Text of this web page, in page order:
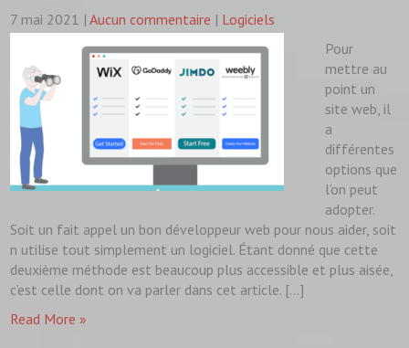
7 mai 2021 |Aucun commentaire | Logiciels
Pour
mettre au
point un
site web, il
a
différentes
options que
l’on peut
adopter.
Soit un fait appel un bon développeur web pour nous aider, soit
n utilise tout simplement un logiciel. Étant donné que cette
deuxième méthode est beaucoup plus accessible et plus aisée,
c’est celle dont on va parler dans cet article. […]
Read More »